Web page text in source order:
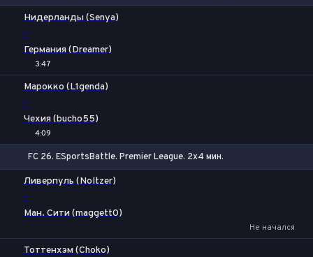
Нидерланды (Senya)
-
Германия (Dreamer)
3:47
Марокко (L1genda)
-
Чехия (bucho55)
4:09
FC 26. ESportsBattle. Premier League. 2x4 мин.
Ливерпуль (Noltzer)
-
Ман. Сити (maggett0)
Не начался
Тоттенхэм (Choko)